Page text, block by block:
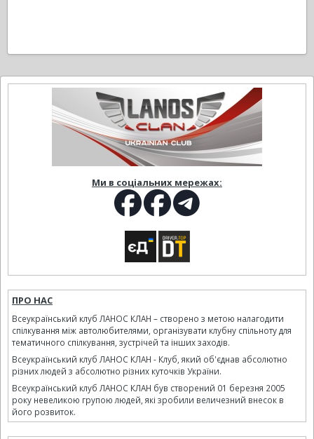
Ми в соціальних мережах:
ПРО НАС
Всеукраїнський клуб ЛАНОС КЛАН – створено з метою налагодити
спілкування між автолюбителями, організувати клубну спільноту для
тематичного спілкування, зустрічей та інших заходів.
Всеукраїнський клуб ЛАНОС КЛАН - Клуб, який об'єднав абсолютно
різних людей з абсолютно різних куточків України.
Всеукраїнський клуб ЛАНОС КЛАН був створений 01 березня 2005
року невеликою групою людей, які зробили величезний внесок в
його розвиток.